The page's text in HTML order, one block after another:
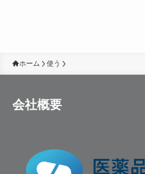
ホーム 使う
会社概要